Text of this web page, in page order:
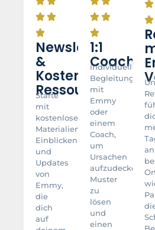
Newsletter
&
Kostenlose
Ressourcen
Starte
mit
kostenlosen
Materialien,
Einblicken
und
Updates
von
Emmy,
die
dich
auf
1:1
Individuelle
Begleitung
mit
Emmy
oder
einem
Coach,
um
Ursachen
aufzudecken,
Muster
zu
lösen
und
einen
an